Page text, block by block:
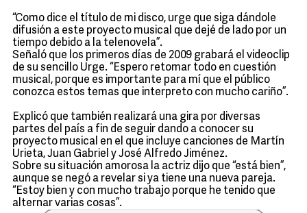
“Como dice el título de mi disco, urge que siga dándole
difusión a este proyecto musical que dejé de lado por un
tiempo debido a la telenovela”.
Señaló que los primeros días de 2009 grabará el videoclip
de su sencillo Urge. “Espero retomar todo en cuestión
musical, porque es importante para mí que el público
conozca estos temas que interpreto con mucho cariño”.
Explicó que también realizará una gira por diversas
partes del país a fin de seguir dando a conocer su
proyecto musical en el que incluye canciones de Martín
Urieta, Juan Gabriel y José Alfredo Jiménez.
Sobre su situación amorosa la actriz dijo que “está bien”,
aunque se negó a revelar si ya tiene una nueva pareja.
“Estoy bien y con mucho trabajo porque he tenido que
alternar varias cosas”.